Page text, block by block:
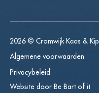
2026 © Cromwijk Kaas & Kip
Algemene voorwaarden
Privacybeleid
Website door Be Bart of it